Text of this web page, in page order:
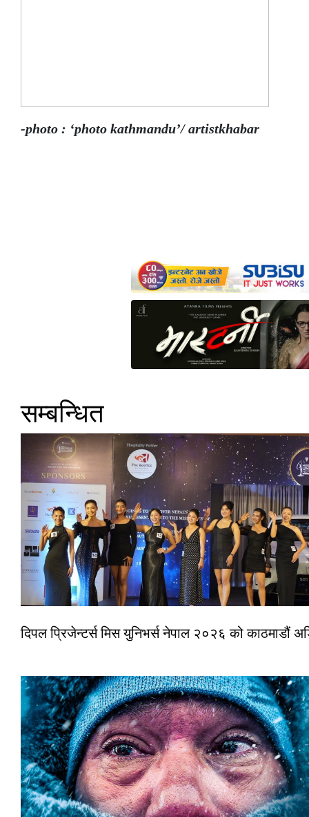
-photo : ‘photo kathmandu’/ artistkhabar
सम्बन्धित
दिपल प्रिजेन्टर्स मिस युनिभर्स नेपाल २०२६ को काठमाडौं